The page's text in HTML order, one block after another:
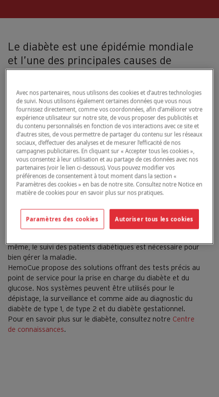
Le diabète est une épidémie mondiale
et l’une des principales causes de
atteintes de diabète augmente
rapidement, ce qui représente une
lourde charge pour les patients, les
professionnels de santé et la société.
Non traité, le diabète est associé à de nombreuses
complications, entraînant une morbidité et une mortalité
accrues. Pourtant, près de la moitié des personnes
atteintes de diabète ne sont pas diagnostiquées.
les complications à long terme, et peut sauver des vies.
Mais la réussite du dépistage ou de l’aide au diagnostic du
même, le suivi des patients diabétiques est nécessaire pour
bien gérer la maladie.
HemoCue propose des solutions offrant des tests précis au
point de service pour la prise en charge du diabète et du
glucose. Nos systèmes peuvent être utilisés pour le
dépistage, la surveillance et comme aide au diagnostic du
diabète de type 1, de type 2 et du diabète gestationnel.
Pour en savoir plus sur le diabète, consultez notre Centre
de connaissances.
Avec nos partenaires, nous utilisons des cookies et d’autres technologies
de suivi. Nous utilisons également certaines données que vous nous
fournissez directement, comme vos coordonnées, afin d’améliorer votre
expérience utilisateur sur notre site, de vous proposer des publicités et
du contenu personnalisés en fonction de vos interactions avec ce site et
d’autres sites, de vous permettre de partager du contenu sur les réseaux
sociaux, d’effectuer des analyses et de mesurer l’efficacité de nos
campagnes publicitaires. En cliquant sur « Accepter tous les cookies »,
vous consentez à leur utilisation et au partage de ces données avec nos
partenaires (voir le lien ci-dessous). Vous pouvez modifier vos
préférences de consentement à tout moment dans la section «
Paramètres des cookies » en bas de notre site. Consultez notre Notice en
matière de cookies pour en savoir plus sur nos pratiques.
Paramètres des cookies Autoriser tous les cookies